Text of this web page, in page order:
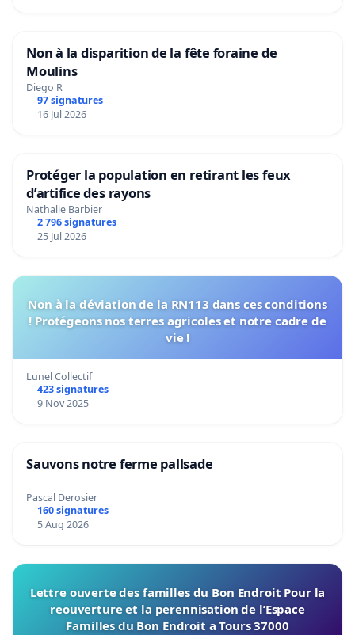
Non à la disparition de la fête foraine de
Moulins
Diego R
97 signatures
16 Jul 2026
Protéger la population en retirant les feux
d’artifice des rayons
Nathalie Barbier
2 796 signatures
25 Jul 2026
Non à la déviation de la RN113 dans ces conditions
! Protégeons nos terres agricoles et notre cadre de
vie !
Lunel Collectif
423 signatures
9 Nov 2025
Sauvons notre ferme pallsade
Pascal Derosier
160 signatures
5 Aug 2026
Lettre ouverte des familles du Bon Endroit Pour la
reouverture et la perennisation de l’Espace
Familles du Bon Endroit a Tours 37000